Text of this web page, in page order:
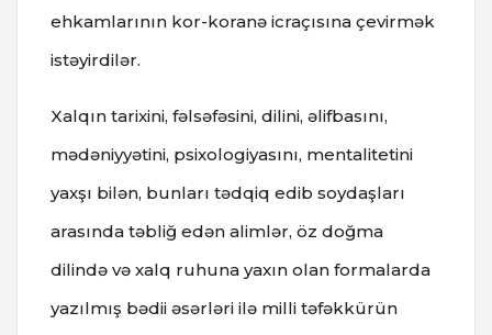
ehkamlarının kor-koranə icraçısına çevirmək
istəyirdilər.
Xalqın tarixini, fəlsəfəsini, dilini, əlifbasını,
mədəniyyətini, psixologiyasını, mentalitetini
yaxşı bilən, bunları tədqiq edib soydaşları
arasında təbliğ edən alimlər, öz doğma
dilində və xalq ruhuna yaxın olan formalarda
yazılmış bədii əsərləri ilə milli təfəkkürün